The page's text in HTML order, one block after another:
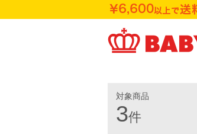
対象商品
3件